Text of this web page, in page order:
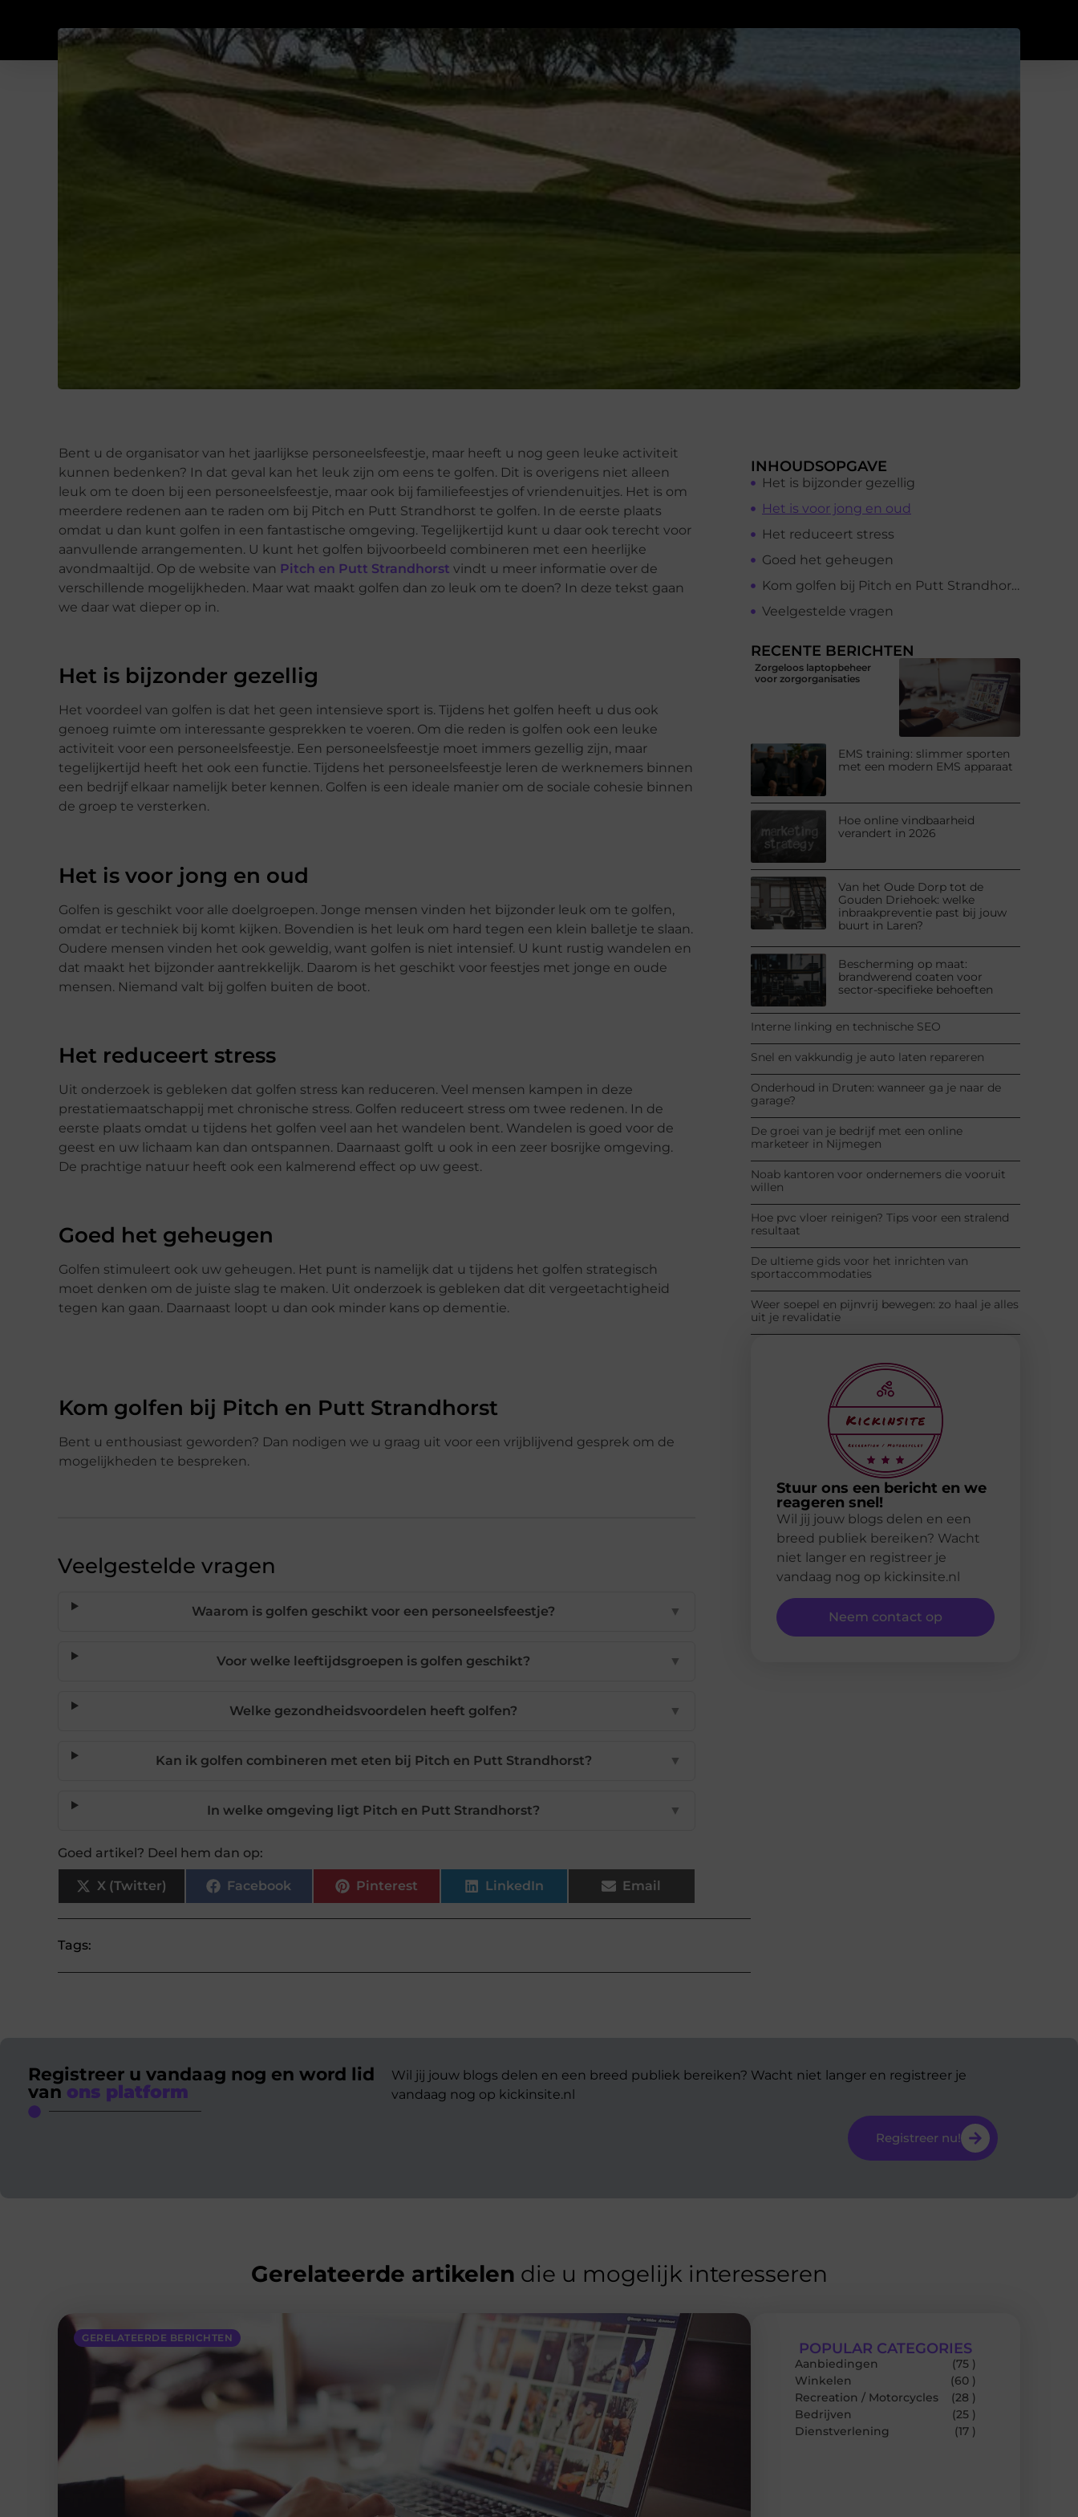
Bent u de organisator van het jaarlijkse personeelsfeestje, maar heeft u nog geen leuke activiteit
kunnen bedenken? In dat geval kan het leuk zijn om eens te golfen. Dit is overigens niet alleen
leuk om te doen bij een personeelsfeestje, maar ook bij familiefeestjes of vriendenuitjes. Het is om
meerdere redenen aan te raden om bij Pitch en Putt Strandhorst te golfen. In de eerste plaats
omdat u dan kunt golfen in een fantastische omgeving. Tegelijkertijd kunt u daar ook terecht voor
aanvullende arrangementen. U kunt het golfen bijvoorbeeld combineren met een heerlijke
avondmaaltijd. Op de website van Pitch en Putt Strandhorst vindt u meer informatie over de
verschillende mogelijkheden. Maar wat maakt golfen dan zo leuk om te doen? In deze tekst gaan
we daar wat dieper op in.
Het is bijzonder gezellig
Het voordeel van golfen is dat het geen intensieve sport is. Tijdens het golfen heeft u dus ook
genoeg ruimte om interessante gesprekken te voeren. Om die reden is golfen ook een leuke
activiteit voor een personeelsfeestje. Een personeelsfeestje moet immers gezellig zijn, maar
tegelijkertijd heeft het ook een functie. Tijdens het personeelsfeestje leren de werknemers binnen
een bedrijf elkaar namelijk beter kennen. Golfen is een ideale manier om de sociale cohesie binnen
de groep te versterken.
Het is voor jong en oud
Golfen is geschikt voor alle doelgroepen. Jonge mensen vinden het bijzonder leuk om te golfen,
omdat er techniek bij komt kijken. Bovendien is het leuk om hard tegen een klein balletje te slaan.
Oudere mensen vinden het ook geweldig, want golfen is niet intensief. U kunt rustig wandelen en
dat maakt het bijzonder aantrekkelijk. Daarom is het geschikt voor feestjes met jonge en oude
mensen. Niemand valt bij golfen buiten de boot.
Het reduceert stress
Uit onderzoek is gebleken dat golfen stress kan reduceren. Veel mensen kampen in deze
prestatiemaatschappij met chronische stress. Golfen reduceert stress om twee redenen. In de
eerste plaats omdat u tijdens het golfen veel aan het wandelen bent. Wandelen is goed voor de
geest en uw lichaam kan dan ontspannen. Daarnaast golft u ook in een zeer bosrijke omgeving.
De prachtige natuur heeft ook een kalmerend effect op uw geest.
Goed het geheugen
Golfen stimuleert ook uw geheugen. Het punt is namelijk dat u tijdens het golfen strategisch
moet denken om de juiste slag te maken. Uit onderzoek is gebleken dat dit vergeetachtigheid
tegen kan gaan. Daarnaast loopt u dan ook minder kans op dementie.
Kom golfen bij Pitch en Putt Strandhorst
Bent u enthousiast geworden? Dan nodigen we u graag uit voor een vrijblijvend gesprek om de
mogelijkheden te bespreken.
Veelgestelde vragen
Waarom is golfen geschikt voor een personeelsfeestje? ▼
Voor welke leeftijdsgroepen is golfen geschikt? ▼
Welke gezondheidsvoordelen heeft golfen? ▼
Kan ik golfen combineren met eten bij Pitch en Putt Strandhorst? ▼
In welke omgeving ligt Pitch en Putt Strandhorst? ▼
Goed artikel? Deel hem dan op:
X (Twitter) Facebook Pinterest LinkedIn Email
Tags:
INHOUDSOPGAVE
Het is bijzonder gezellig
Het is voor jong en oud
Het reduceert stress
Goed het geheugen
Kom golfen bij Pitch en Putt Strandhorst
Veelgestelde vragen
RECENTE BERICHTEN
Zorgeloos laptopbeheer
voor zorgorganisaties
EMS training: slimmer sporten
met een modern EMS apparaat
Hoe online vindbaarheid
verandert in 2026
Van het Oude Dorp tot de
Gouden Driehoek: welke
inbraakpreventie past bij jouw
buurt in Laren?
Bescherming op maat:
brandwerend coaten voor
sector-specifieke behoeften
Interne linking en technische SEO
Snel en vakkundig je auto laten repareren
Onderhoud in Druten: wanneer ga je naar de
garage?
De groei van je bedrijf met een online
marketeer in Nijmegen
Noab kantoren voor ondernemers die vooruit
willen
Hoe pvc vloer reinigen? Tips voor een stralend
resultaat
De ultieme gids voor het inrichten van
sportaccommodaties
Weer soepel en pijnvrij bewegen: zo haal je alles
uit je revalidatie
Stuur ons een bericht en we
reageren snel!
Wil jij jouw blogs delen en een
breed publiek bereiken? Wacht
niet langer en registreer je
vandaag nog op kickinsite.nl
Neem contact op
Registreer u vandaag nog en word lid
van ons platform
Wil jij jouw blogs delen en een breed publiek bereiken? Wacht niet langer en registreer je
vandaag nog op kickinsite.nl
Registreer nu!
Gerelateerde artikelen die u mogelijk interesseren
GERELATEERDE BERICHTEN
POPULAR CATEGORIES
Aanbiedingen
(75 )
Winkelen
(60 )
Recreation / Motorcycles
(28 )
Bedrijven
(25 )
Dienstverlening
(17 )